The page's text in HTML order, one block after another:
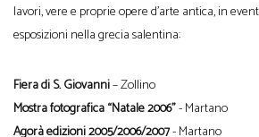
lavori, vere e proprie opere d’arte antica, in
esposizioni nella grecia salentina:
Fiera di S. Giovanni– Zollino
Mostra fotografica “Natale 2006”- Martano
Agorà edizioni 2005/2006/2007- Martano